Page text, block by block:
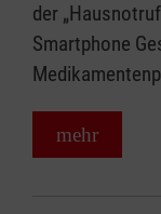
der
Smartphone
mehr